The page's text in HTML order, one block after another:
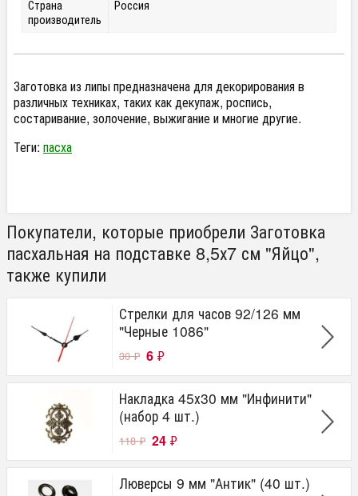
Страна
производитель
Россия
Заготовка из липы предназначена для декорирования в
различных техниках, таких как декупаж, роспись,
состаривание, золочение, выжигание и многие другие.
Теги: пасха
Покупатели, которые приобрели Заготовка
пасхальная на подставке 8,5х7 см "Яйцо",
также купили
Стрелки для часов 92/126 мм
"Черные 1086"
30₽ 6 ₽
Накладка 45х30 мм "Инфинити"
(набор 4 шт.)
118₽ 24 ₽
Люверсы 9 мм "Антик" (40 шт.)